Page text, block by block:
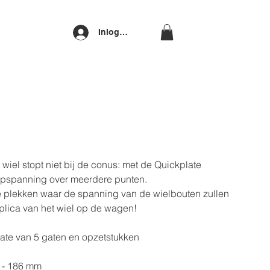
Inloggen
stopt niet bij de conus: met de Quickplate
over meerdere punten.
waar de spanning van de wielbouten zullen
van het wiel op de wagen!
van 5 gaten en opzetstukken
186 mm